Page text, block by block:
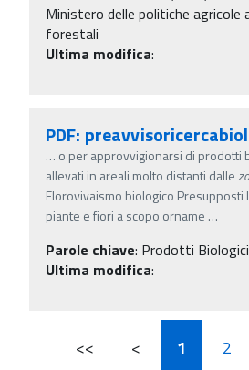
Ministero delle politiche agricole
forestali
Ultima modifica:
PDF:
… o per approvvigionarsi di prodotti
allevati in areali molto distanti dalle
Florovivaismo biologico Presupposti
piante e fiori a scopo orname …
Parole chiave: Prodotti
Ultima modifica:
<< < 1 2